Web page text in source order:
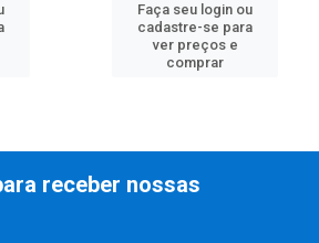
Faça seu login ou
cadastre-se para
ver preços e
comprar
receber nossas